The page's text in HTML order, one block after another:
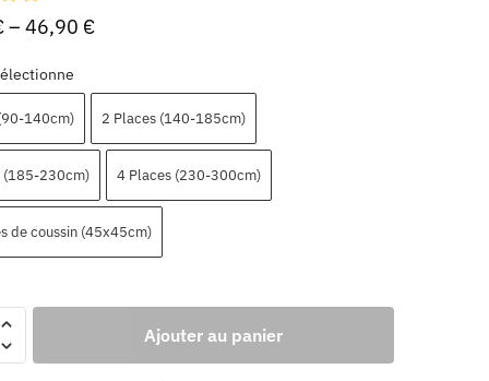
– 46,90 €
140cm) 2 Places (140-185cm)
(185-230cm) 4 Places (230-300cm)
de coussin (45x45cm)
Ajouter au panier